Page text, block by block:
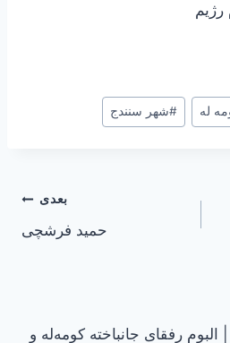
#شهر سنندج
بعدی
حمید فرشچی
| البوم رفقای جانباخته کومه‌له و